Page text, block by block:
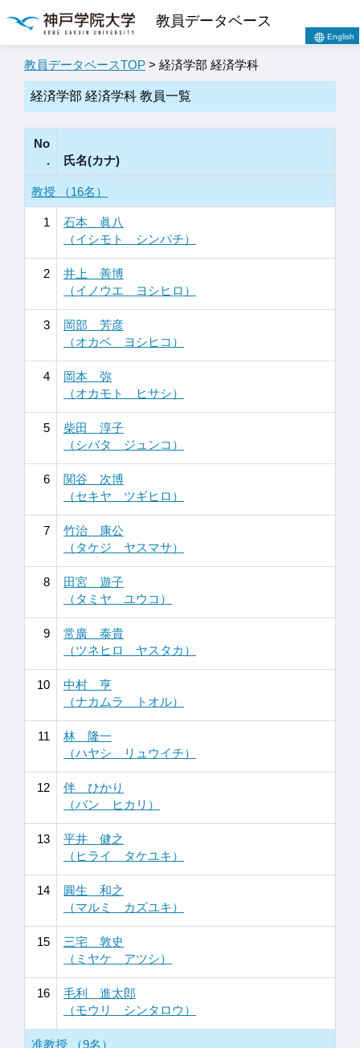
教員データベース
English
教員データベースTOP > 経済学部 経済学科
経済学部 経済学科 教員一覧
No
.
氏名(カナ)
教授 （16名）
1
石本 眞八
（イシモト シンパチ）
2
井上 善博
（イノウエ ヨシヒロ）
3
岡部 芳彦
（オカベ ヨシヒコ）
4
岡本 弥
（オカモト ヒサシ）
5
柴田 淳子
（シバタ ジュンコ）
6
関谷 次博
（セキヤ ツギヒロ）
7
竹治 康公
（タケジ ヤスマサ）
8
田宮 遊子
（タミヤ ユウコ）
9
常廣 泰貴
（ツネヒロ ヤスタカ）
10
中村 亨
（ナカムラ トオル）
11
林 隆一
（ハヤシ リュウイチ）
12
伴 ひかり
（バン ヒカリ）
13
平井 健之
（ヒライ タケユキ）
14
圓生 和之
（マルミ カズユキ）
15
三宅 敦史
（ミヤケ アツシ）
16
毛利 進太郎
（モウリ シンタロウ）
准教授 （9名）